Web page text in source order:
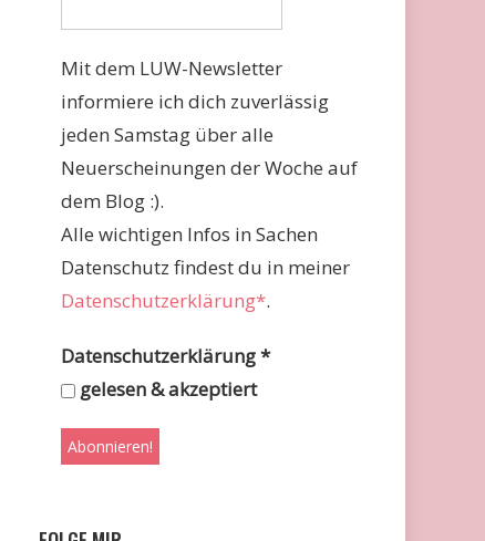
Mit dem LUW-Newsletter
informiere ich dich zuverlässig
jeden Samstag über alle
Neuerscheinungen der Woche auf
dem Blog :).
Alle wichtigen Infos in Sachen
Datenschutz findest du in meiner
Datenschutzerklärung*.
Datenschutzerklärung*
gelesen & akzeptiert